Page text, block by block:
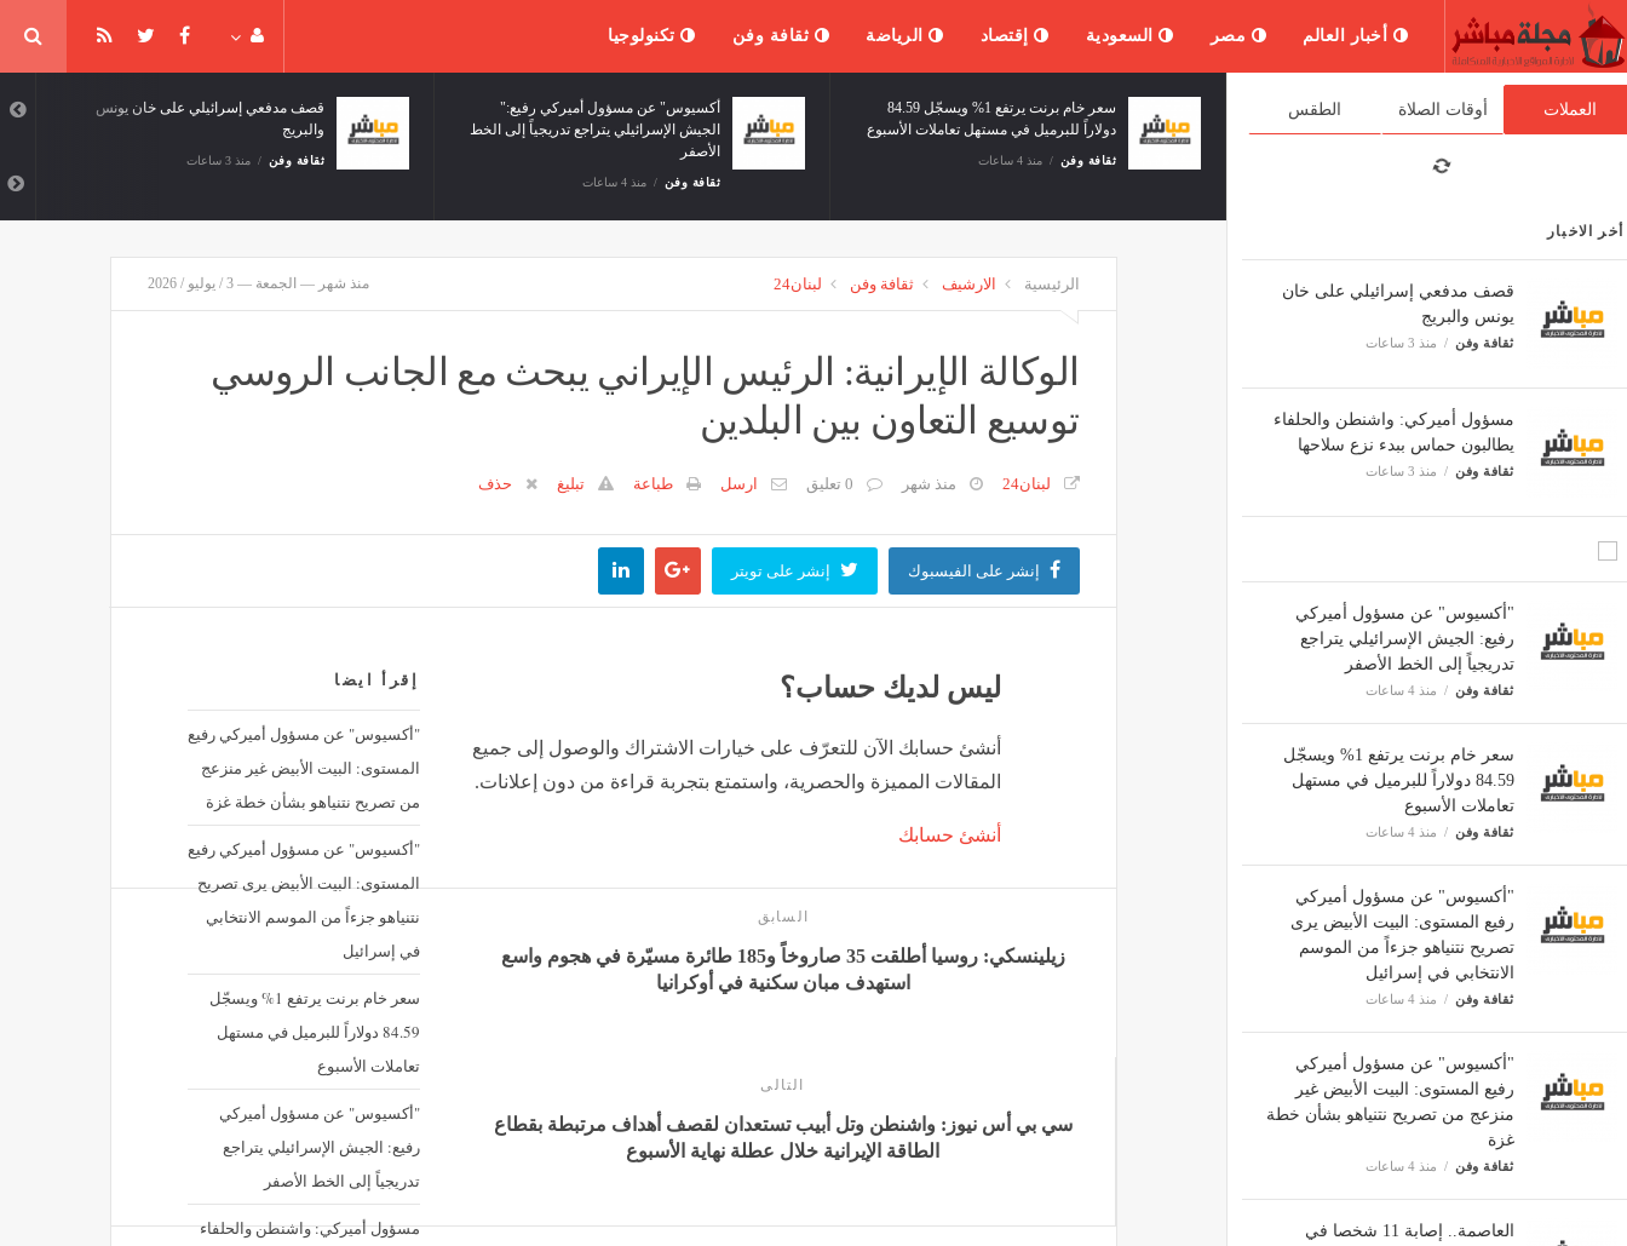
أخبار العالم مصر السعودية إقتصاد الرياضة ثقافة وفن تكنولوجيا
العملات أوقات الصلاة الطقس
أخر الاخبار
قصف مدفعي إسرائيلي على خان
يونس والبريج
ثقافة وفن منذ 3 ساعات
مسؤول أميركي: واشنطن والحلفاء
يطالبون حماس ببدء نزع سلاحها
ثقافة وفن منذ 3 ساعات
"أكسيوس" عن مسؤول أميركي
رفيع: الجيش الإسرائيلي يتراجع
تدريجياً إلى الخط الأصفر
ثقافة وفن منذ 4 ساعات
سعر خام برنت يرتفع 1% ويسجّل
84.59 دولاراً للبرميل في مستهل
تعاملات الأسبوع
ثقافة وفن منذ 4 ساعات
"أكسيوس" عن مسؤول أميركي
رفيع المستوى: البيت الأبيض يرى
تصريح نتنياهو جزءاً من الموسم
الانتخابي في إسرائيل
ثقافة وفن منذ 4 ساعات
"أكسيوس" عن مسؤول أميركي
رفيع المستوى: البيت الأبيض غير
منزعج من تصريح نتنياهو بشأن خطة
غزة
ثقافة وفن منذ 4 ساعات
العاصمة.. إصابة 11 شخصا في
قصف مدفعي إسرائيلي على خان يونس
والبريج
ثقافة وفن منذ 3 ساعات
"أكسيوس" عن مسؤول أميركي رفيع:
الجيش الإسرائيلي يتراجع تدريجياً إلى الخط
الأصفر
ثقافة وفن منذ 4 ساعات
سعر خام برنت يرتفع 1% ويسجّل 84.59
دولاراً للبرميل في مستهل تعاملات الأسبوع
ثقافة وفن منذ 4 ساعات
"أكسيوس" عن مسؤول أميركي رفيع
المستوى: البيت الأبيض يرى تصريح نتنياهو
الرئيسية الارشيف ثقافة وفن لبنان24 منذ شهر — الجمعة — 3 / يوليو / 2026
الوكالة الإيرانية: الرئيس الإيراني يبحث مع الجانب الروسي
توسيع التعاون بين البلدين
لبنان24 منذ شهر 0 تعليق ارسل طباعة تبليغ حذف
إنشر على الفيسبوك إنشر على تويتر
إقرأ ايضا
"أكسيوس" عن مسؤول أميركي رفيع
المستوى: البيت الأبيض غير منزعج
من تصريح نتنياهو بشأن خطة غزة
"أكسيوس" عن مسؤول أميركي رفيع
المستوى: البيت الأبيض يرى تصريح
نتنياهو جزءاً من الموسم الانتخابي
في إسرائيل
سعر خام برنت يرتفع 1% ويسجّل
84.59 دولاراً للبرميل في مستهل
تعاملات الأسبوع
"أكسيوس" عن مسؤول أميركي
رفيع: الجيش الإسرائيلي يتراجع
تدريجياً إلى الخط الأصفر
مسؤول أميركي: واشنطن والحلفاء
ليس لديك حساب؟
أنشئ حسابك الآن للتعرّف على خيارات الاشتراك والوصول إلى جميع
المقالات المميزة والحصرية، واستمتع بتجربة قراءة من دون إعلانات.
أنشئ حسابك
السابق
زيلينسكي: روسيا أطلقت 35 صاروخاً و185 طائرة مسيّرة في هجوم واسع
استهدف مبان سكنية في أوكرانيا
التالى
سي بي أس نيوز: واشنطن وتل أبيب تستعدان لقصف أهداف مرتبطة بقطاع
الطاقة الإيرانية خلال عطلة نهاية الأسبوع